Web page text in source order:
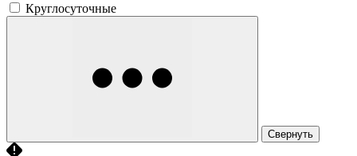
Круглосуточные
Свернуть